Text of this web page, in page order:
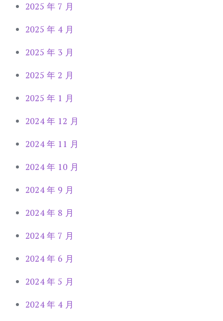
2025 年 7 月
2025 年 4 月
2025 年 3 月
2025 年 2 月
2025 年 1 月
2024 年 12 月
2024 年 11 月
2024 年 10 月
2024 年 9 月
2024 年 8 月
2024 年 7 月
2024 年 6 月
2024 年 5 月
2024 年 4 月